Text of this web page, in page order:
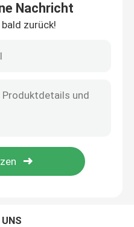
Nachricht
zurück!